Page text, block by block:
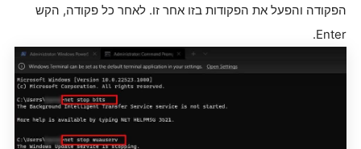
הפקודה והפעל את הפקודות בזו אחר זו. לאחר כל פקודה, הקש
Enter.